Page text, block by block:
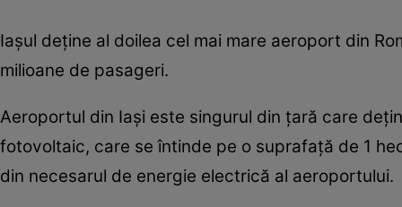
Iașul deține al doilea cel mai mare aeroport din
milioane de pasageri.
Aeroportul din Iași este singurul din ţară care
fotovoltaic, care se întinde pe o suprafaţă de 1
din necesarul de energie electrică al aeroportului.